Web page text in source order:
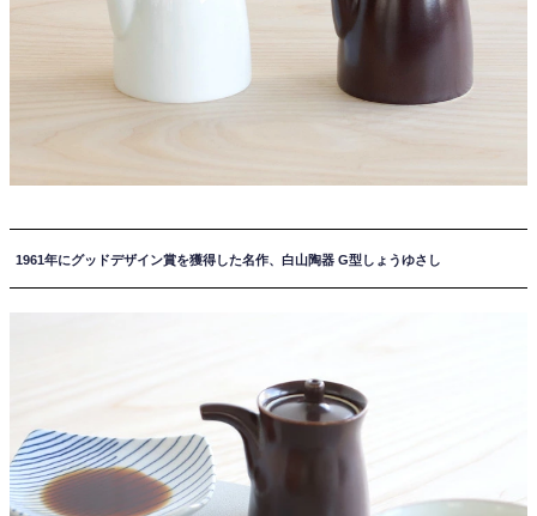
1961年にグッドデザイン賞を獲得した名作、白山陶器 G型しょうゆさし